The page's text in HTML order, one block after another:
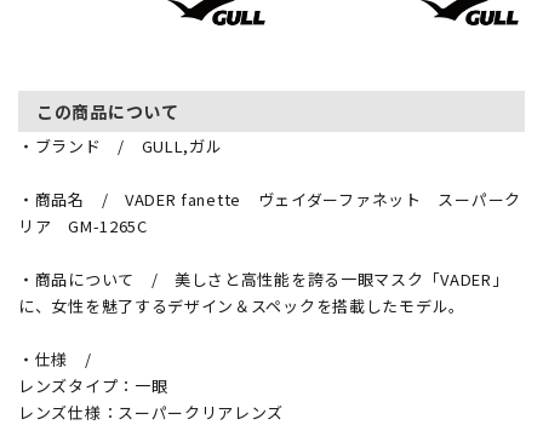
この商品について
・ブランド / GULL,ガル
・商品名 / VADER fanette ヴェイダーファネット スーパーク
リア GM-1265C
・商品について / 美しさと高性能を誇る一眼マスク「VADER」
に、女性を魅了するデザイン＆スペックを搭載したモデル。
・仕様 /
レンズタイプ：一眼
レンズ仕様：スーパークリアレンズ